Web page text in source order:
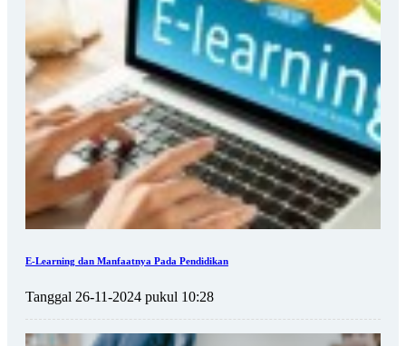
E-Learning dan Manfaatnya Pada Pendidikan
Tanggal 26-11-2024 pukul 10:28